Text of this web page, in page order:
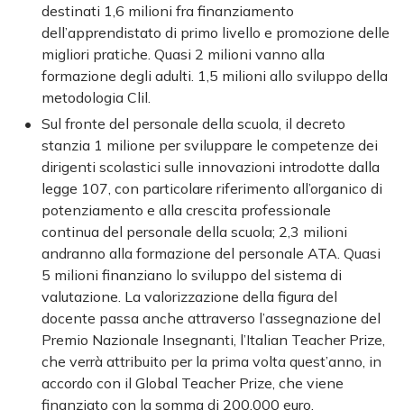
destinati 1,6 milioni fra finanziamento
dell’apprendistato di primo livello e promozione delle
migliori pratiche. Quasi 2 milioni vanno alla
formazione degli adulti. 1,5 milioni allo sviluppo della
metodologia Clil.
Sul fronte del personale della scuola, il decreto
stanzia 1 milione per sviluppare le competenze dei
dirigenti scolastici sulle innovazioni introdotte dalla
legge 107, con particolare riferimento all’organico di
potenziamento e alla crescita professionale
continua del personale della scuola; 2,3 milioni
andranno alla formazione del personale ATA. Quasi
5 milioni finanziano lo sviluppo del sistema di
valutazione. La valorizzazione della figura del
docente passa anche attraverso l’assegnazione del
Premio Nazionale Insegnanti, l’Italian Teacher Prize,
che verrà attribuito per la prima volta quest’anno, in
accordo con il Global Teacher Prize, che viene
finanziato con la somma di 200.000 euro.